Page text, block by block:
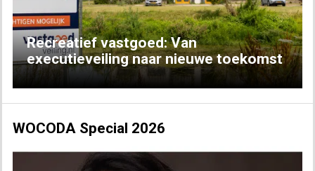
Recreatief vastgoed: Van
executieveiling naar nieuwe toekomst
WOCODA Special 2026